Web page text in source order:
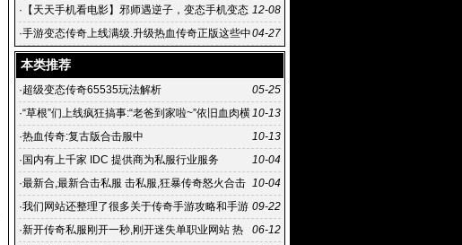
私服宣
12-08
· 【天天手机看电影】邪师遇逆子，变态手机变态
传奇 铸传奇
04-27
·手游变态传奇上线满级.升级热血传奇正版这些中
级武器热血传奇手
本类推荐
05-25
·超级变态传奇65535玩法解析
10-13
·“草根”们上线疯狂搞事:“老爸到家啦~”依旧血肉横
飞
10-13
·热血传奇:复古版合击服中
10-04
· 国内有上千家 IDC 提供商为私服行业服务
10-04
·最新合,最新合击私服 击私服,狂暴传奇怒火合击
英雄合击如何
09-22
·我们网站还整理了很多关于传奇手游攻略和手游
游戏的
06-12
·新开传奇私服刚开一秒,刚开迷失单职业网站 热